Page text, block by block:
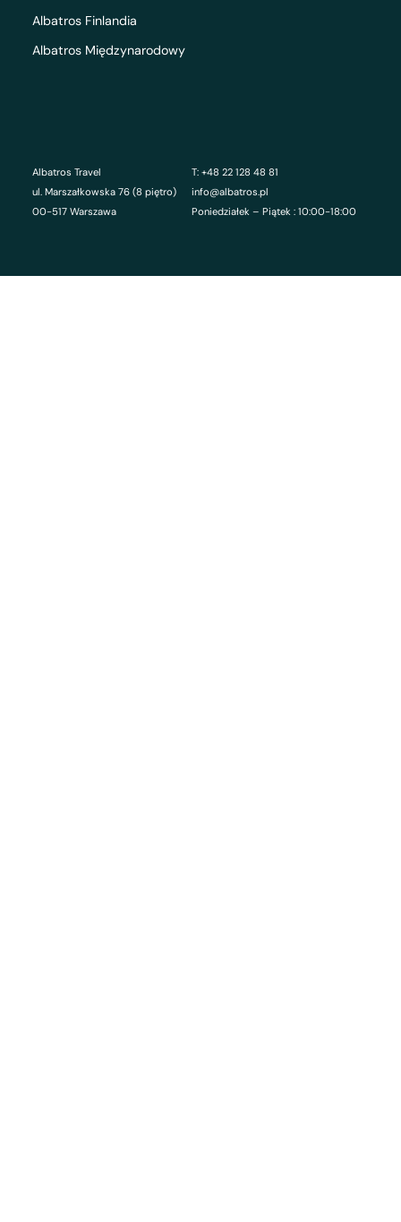
Albatros Travel
ul. Marszałkowska 76 (8 piętro)
00-517 Warszawa
T: +48 22 128 48 81
info@albatros.pl
Poniedziałek – Piątek : 10:00-18:00
Albatros Finlandia
Albatros Międzynarodowy